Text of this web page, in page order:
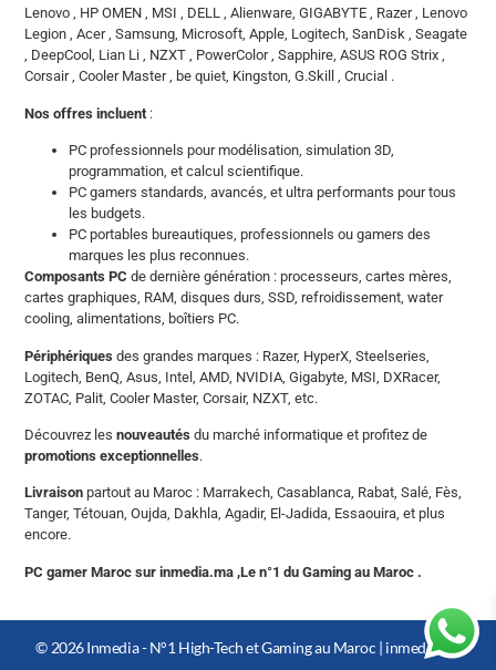
Lenovo , HP OMEN , MSI , DELL , Alienware, GIGABYTE , Razer , Lenovo
Legion , Acer , Samsung, Microsoft, Apple, Logitech, SanDisk , Seagate
, DeepCool, Lian Li , NZXT , PowerColor , Sapphire, ASUS ROG Strix ,
Corsair , Cooler Master , be quiet, Kingston, G.Skill , Crucial .
Nos offres incluent :
PC professionnels pour modélisation, simulation 3D,
programmation, et calcul scientifique.
PC gamers standards, avancés, et ultra performants pour tous
les budgets.
PC portables bureautiques, professionnels ou gamers des
marques les plus reconnues.
Composants PC de dernière génération : processeurs, cartes mères,
cartes graphiques, RAM, disques durs, SSD, refroidissement, water
cooling, alimentations, boîtiers PC.
Périphériques des grandes marques : Razer, HyperX, Steelseries,
Logitech, BenQ, Asus, Intel, AMD, NVIDIA, Gigabyte, MSI, DXRacer,
ZOTAC, Palit, Cooler Master, Corsair, NZXT, etc.
Découvrez lesnouveautés du marché informatique et profitez de
promotions exceptionnelles.
Livraison partout au Maroc : Marrakech, Casablanca, Rabat, Salé, Fès,
Tanger, Tétouan, Oujda, Dakhla, Agadir, El-Jadida, Essaouira, et plus
encore.
PC gamer Maroc sur inmedia.ma ,Le n°1 du Gaming au Maroc .
© 2026 Inmedia - N°1 High-Tech et Gaming au Maroc | inmedia.ma